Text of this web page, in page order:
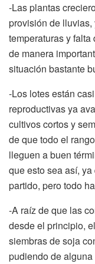
-Las plantas
provisión de
temperaturas y
de manera
situación bastante
-Los lotes están
reproductivas ya
cultivos cortos y
de que todo el
lleguen a buen
que esto sea así,
partido, pero todo
-A raíz de que las
desde el principio,
siembras de soja
pudiendo de